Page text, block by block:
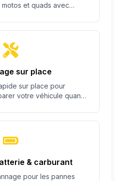
et quads avec
sur place
sur place pour
votre véhicule quand
& carburant
pour les pannes